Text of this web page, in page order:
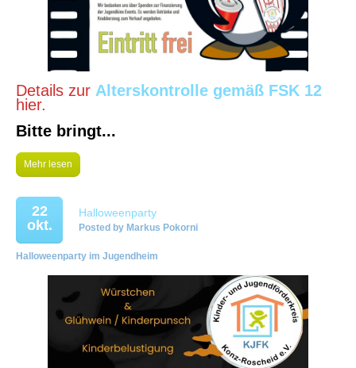
Details zur Alterskontrolle gemäß FSK 12
hier.
Bitte bringt...
Mehr lesen
22
okt.
Halloweenparty
Posted by Markus Pokorni
Halloweenparty im Jugendheim